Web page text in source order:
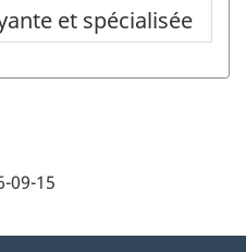
et spécialisée
et spécialisée
09-15